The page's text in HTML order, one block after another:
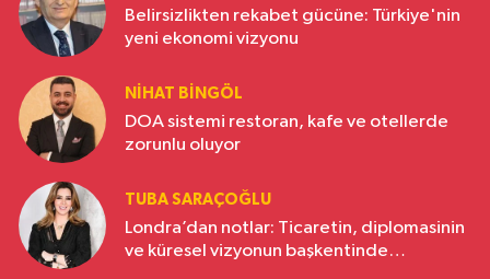
Belirsizlikten rekabet gücüne: Türkiye'nin
yeni ekonomi vizyonu
NIHAT BINGÖL
DOA sistemi restoran, kafe ve otellerde
zorunlu oluyor
TUBA SARAÇOĞLU
Londra’dan notlar: Ticaretin, diplomasinin
ve küresel vizyonun başkentinde